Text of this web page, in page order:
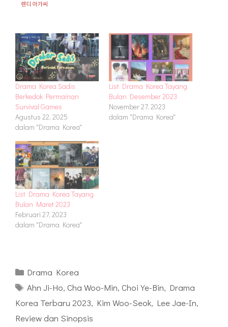
Drama Korea Sadis
Berkedok Permainan
Survival Games
Agustus 22, 2025
dalam "Drama Korea"
List Drama Korea Tayang
Bulan Desember 2023
November 27, 2023
dalam "Drama Korea"
List Drama Korea Tayang
Bulan Maret 2023
Februari 27, 2023
dalam "Drama Korea"
Kategori
Drama Korea
Tag
Ahn Ji-Ho,Cha Woo-Min,Choi Ye-Bin, Drama
Korea Terbaru 2023, Kim Woo-Seok, Lee Jae-In,
Review dan Sinopsis